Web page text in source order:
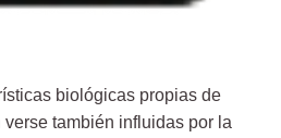
biológicas propias de
también influidas por la